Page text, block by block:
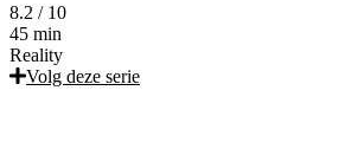
8.2 / 10
45 min
Reality
Volg deze serie